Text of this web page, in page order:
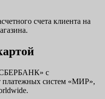
счета клиента на
с
платежных систем «МИР»,